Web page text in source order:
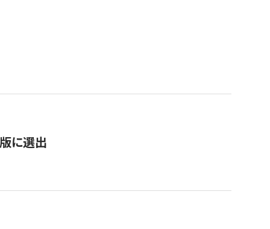
に選出